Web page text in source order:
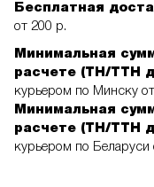
Бесплатная
от 200 р.
Минимальная
расчете (ТН/ТТН
курьером по Минску
Минимальная
расчете (ТН/ТТН
курьером по Беларуси